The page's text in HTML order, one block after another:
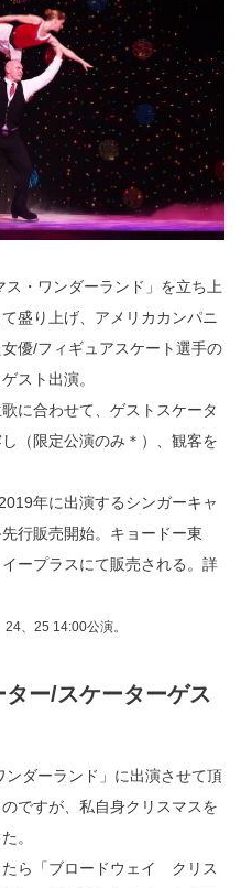
・ワンダーランド」を立ち上
盛り上げ、アメリカカンパニ
優/フィギュアスケート選手の
スト出演。
に合わせて、ゲストスケータ
（限定公演のみ＊）、観客を
年に出演するシンガーキャ
行販売開始。キョードー東
ープラスにて販売される。詳
、25 14:00公演。
ー/スケーターゲス
ダーランド」に出演させて頂
ですが、私自身クリスマスを
。
ら「ブロードウェイ クリス